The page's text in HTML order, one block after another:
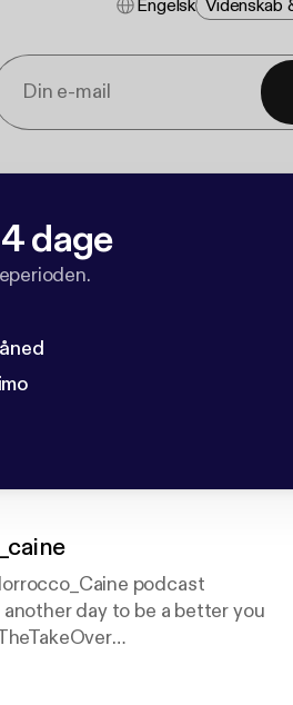
Engelsk Videnskab
dage
podcast
day to be a better you
#AllFlexNoBreaks
caine/support